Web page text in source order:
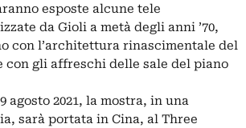
esposte alcune tele
da Gioli a metà degli anni ’70,
con l’architettura rinascimentale del
con gli affreschi delle sale del piano
agosto 2021, la mostra, in una
sarà portata in Cina, al Three